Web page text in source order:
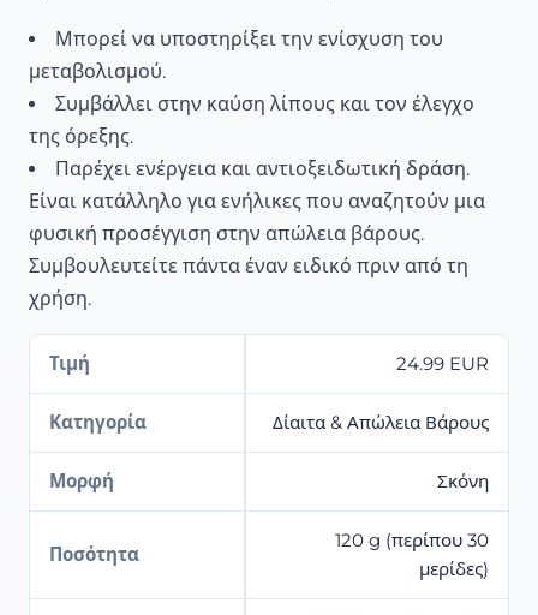
Μπορεί να υποστηρίξει την ενίσχυση του
μεταβολισμού.
Συμβάλλει στην καύση λίπους και τον έλεγχο
της όρεξης.
Παρέχει ενέργεια και αντιοξειδωτική δράση.
Είναι κατάλληλο για ενήλικες που αναζητούν μια
φυσική προσέγγιση στην απώλεια βάρους.
Συμβουλευτείτε πάντα έναν ειδικό πριν από τη
χρήση.
Τιμή 24.99 EUR
Κατηγορία Δίαιτα & Απώλεια Βάρους
Μορφή Σκόνη
Ποσότητα
120 g (περίπου 30
μερίδες)